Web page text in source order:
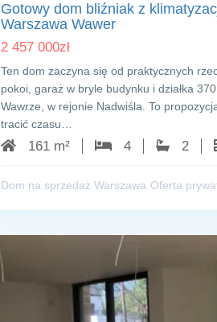
Gotowy dom bliźniak z
Warszawa Wawer
2 457 000zł
Ten dom zaczyna się od praktycznych
pokoi, garaż w bryle budynku i działka
Wawrze, w rejonie Nadwiśla. To
tracić czasu…
161 m² 4 2
Dom na sprzedaż Warszawa Oferta